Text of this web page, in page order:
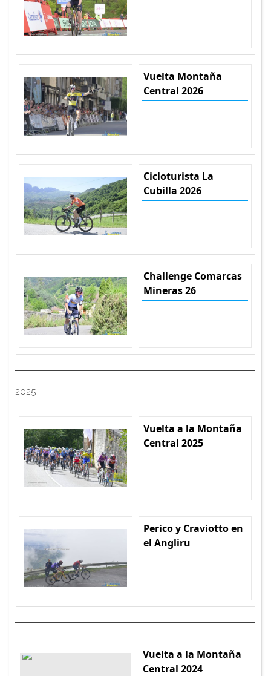
Vuelta Montaña
Central 2026
Cicloturista La
Cubilla 2026
Challenge Comarcas
Mineras 26
2025
Vuelta a la Montaña
Central 2025
Perico y Craviotto en
el Angliru
Vuelta a la Montaña
Central 2024